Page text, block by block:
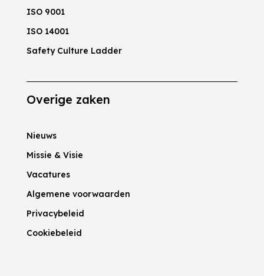
ISO 9001
ISO 14001
Safety Culture Ladder
Overige zaken
Nieuws
Missie & Visie
Vacatures
Algemene voorwaarden
Privacybeleid
Cookiebeleid